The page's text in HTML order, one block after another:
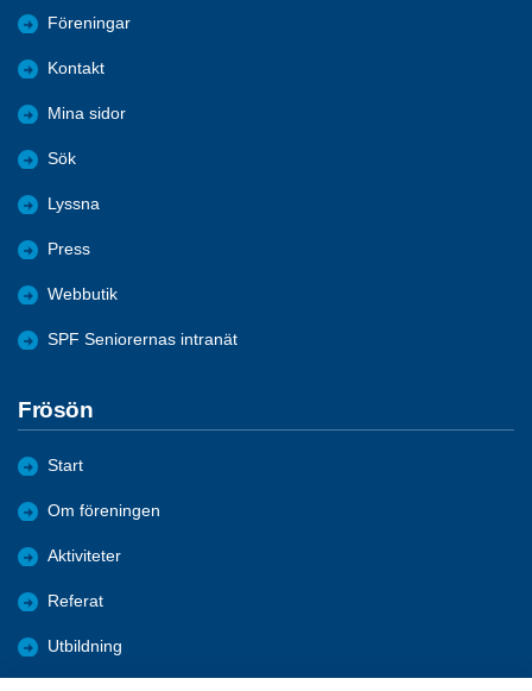
Föreningar
Kontakt
Mina sidor
Sök
Lyssna
Press
Webbutik
SPF Seniorernas intranät
Frösön
Start
Om föreningen
Aktiviteter
Referat
Utbildning